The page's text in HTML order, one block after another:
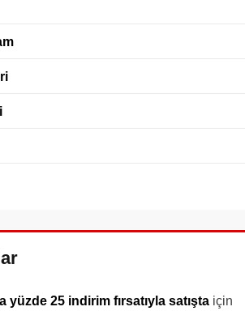
yüzde 25 indirim fırsatıyla satışta için